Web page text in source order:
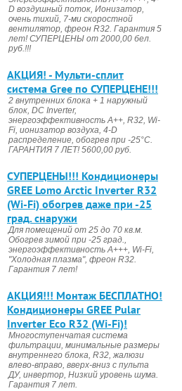
D воздушный поток, Ионизатор,
очень тихий, 7-ми скоростной
вентилятор, фреон R32. Гарантия 5
лет! СУПЕРЦЕНЫ от 2000,00 бел.
руб.!!!
АКЦИЯ! - Мульти-сплит
система Gree по СУПЕРЦЕНЕ!!!
2 внутренних блока + 1 наружный
блок, DC Invertеr,
энергоэффективность А++, R32, Wi-
Fi, ионизатор воздуха, 4-D
распределение, обогрев при -25°С.
ГАРАНТИЯ 7 ЛЕТ! 5600,00 руб.
CУПЕРЦЕНЫ!!! Кондиционеры
GREE Lomo Arctic Inverter R32
(Wi-Fi) обогрев даже при -25
град. снаружи
Для помещений от 25 до 70 кв.м.
Обогрев зимой при -25 град.,
энергоэффективность А+++, Wi-Fi,
"Холодная плазма", фреон R32.
Гарантия 7 лет!
АКЦИЯ!!! Монтаж БЕСПЛАТНО!
Кондиционеры GREE Pular
Inverter Eco R32 (Wi-Fi)!
Многоступенчатая система
фильтрации, минимальные размеры
внутреннего блока, R32, жалюзи
влево-вправо, вверх-вниз с пульта
ДУ, инвертор, Низкий уровень шума.
Гарантия 7 лет.